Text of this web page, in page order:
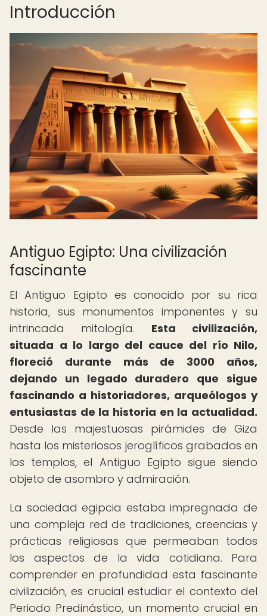
Introducción
Antiguo Egipto: Una civilización
fascinante
El Antiguo Egipto es conocido por su rica
historia, sus monumentos imponentes y su
intrincada mitología. Esta civilización,
situada a lo largo del cauce del río Nilo,
floreció durante más de 3000 años,
dejando un legado duradero que sigue
fascinando a historiadores, arqueólogos y
entusiastas de la historia en la actualidad.
Desde las majestuosas pirámides de Giza
hasta los misteriosos jeroglíficos grabados en
los templos, el Antiguo Egipto sigue siendo
objeto de asombro y admiración.
La sociedad egipcia estaba impregnada de
una compleja red de tradiciones, creencias y
prácticas religiosas que permeaban todos
los aspectos de la vida cotidiana. Para
comprender en profundidad esta fascinante
civilización, es crucial estudiar el contexto del
Periodo Predinástico, un momento crucial en